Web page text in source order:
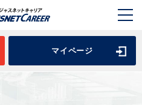
マイページ